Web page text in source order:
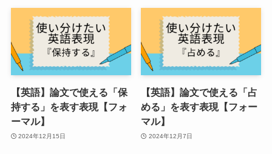
【英語】論文で使える「保
持する」を表す表現【フォ
ーマル】
2024年12月15日
【英語】論文で使える「占
める」を表す表現【フォー
マル】
2024年12月7日